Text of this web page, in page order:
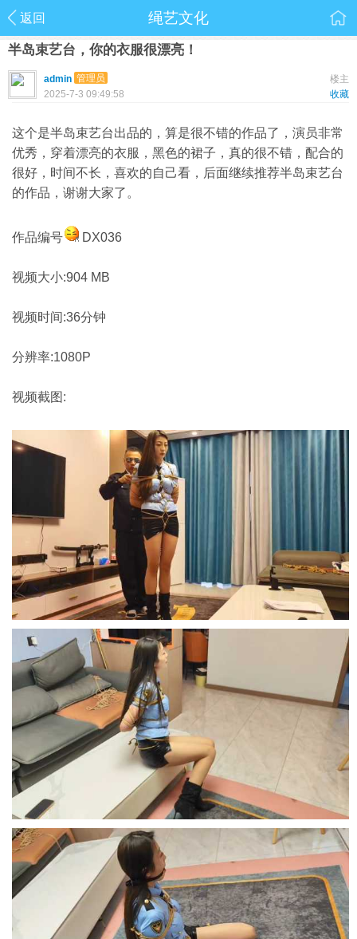
返回 绳艺文化
半岛束艺台，你的衣服很漂亮！
楼主
admin 管理员
收藏
2025-7-3 09:49:58
这个是半岛束艺台出品的，算是很不错的作品了，演员非常
优秀，穿着漂亮的衣服，黑色的裙子，真的很不错，配合的
很好，时间不长，喜欢的自己看，后面继续推荐半岛束艺台
的作品，谢谢大家了。
作品编号 DX036
视频大小:904 MB
视频时间:36分钟
分辨率:1080P
视频截图: